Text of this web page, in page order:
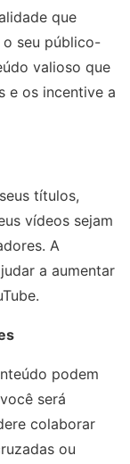
que
o seu público-
valioso que
e os incentive a
títulos,
vídeos sejam
A
a aumentar
podem
será
colaborar
ou